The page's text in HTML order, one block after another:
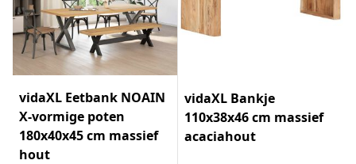
vidaXL Eetbank NOAIN
X-vormige poten
180x40x45 cm massief
hout
vidaXL Bankje
110x38x46 cm massief
acaciahout